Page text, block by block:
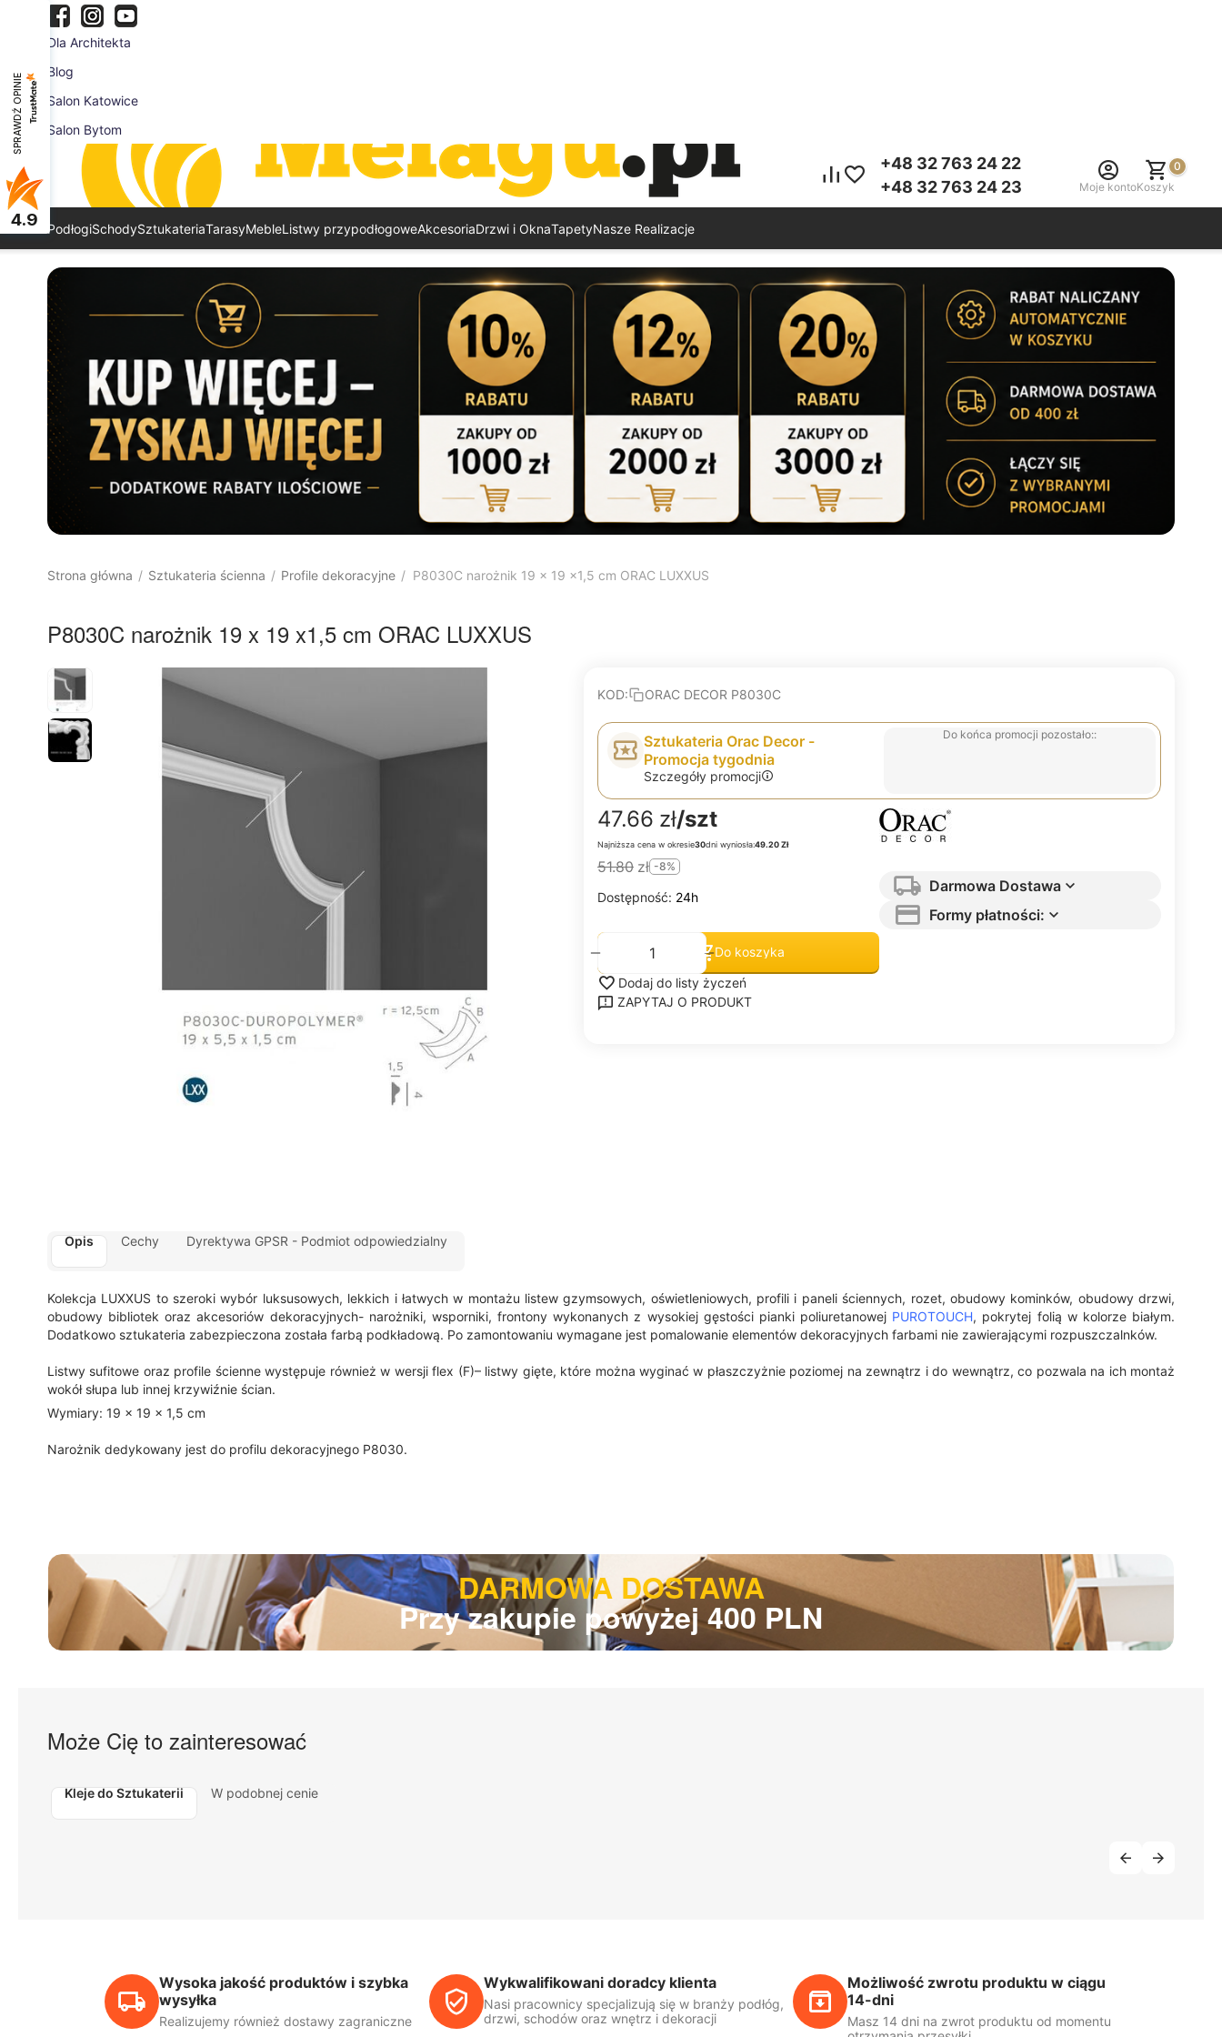
Dla Architekta
Blog
Salon Katowice
Salon Bytom
+48 32 763 24 22
+48 32 763 24 23
Moje konto
0
Koszyk
PodłogiSchodySztukateriaTarasyMebleListwy przypodłogoweAkcesoriaDrzwi i OknaTapetyNasze Realizacje
Strona główna / Sztukateria ścienna / Profile dekoracyjne / P8030C narożnik 19 x 19 x1,5 cm ORAC LUXXUS
P8030C narożnik 19 x 19 x1,5 cm ORAC LUXXUS
dostawa
KOD: ORAC DECOR P8030C
Sztukateria Orac Decor -
Promocja tygodnia
Szczegóły promocji
Do końca promocji pozostało::
47.66 zł/szt
Najniższa cena w okresie30dni wyniosła:49.20 Zł
51.80 zł -8%
Dostępność: 24h
+
−
Do koszyka
Dodaj do listy życzeń
ZAPYTAJ O PRODUKT
Darmowa Dostawa
Formy płatności:
Opis Cechy Dyrektywa GPSR - Podmiot odpowiedzialny
Kolekcja LUXXUS to szeroki wybór luksusowych, lekkich i łatwych w montażu listew gzymsowych, oświetleniowych, profili i paneli ściennych, rozet, obudowy kominków, obudowy drzwi,
obudowy bibliotek oraz akcesoriów dekoracyjnych- narożniki, wsporniki, frontony wykonanych z wysokiej gęstości pianki poliuretanowej PUROTOUCH, pokrytej folią w kolorze białym.
Dodatkowo sztukateria zabezpieczona została farbą podkładową. Po zamontowaniu wymagane jest pomalowanie elementów dekoracyjnych farbami nie zawierającymi rozpuszczalnków.
Listwy sufitowe oraz profile ścienne występuje również w wersji flex (F)– listwy gięte, które można wyginać w płaszczyżnie poziomej na zewnątrz i do wewnątrz, co pozwala na ich montaż
wokół słupa lub innej krzywiźnie ścian.
Wymiary: 19 x 19 x 1,5 cm
Narożnik dedykowany jest do profilu dekoracyjnego P8030.
DARMOWA DOSTAWA
Przy zakupie powyżej 400 PLN
Może Cię to zainteresować
Kleje do Sztukaterii W podobnej cenie
Wysoka jakość produktów i szybka
wysyłka
Realizujemy również dostawy zagraniczne
Wykwalifikowani doradcy klienta
Nasi pracownicy specjalizują się w branży podłóg,
drzwi, schodów oraz wnętrz i dekoracji
Możliwość zwrotu produktu w ciągu
14-dni
Masz 14 dni na zwrot produktu od momentu
SPRAWDŹ OPINIE
4.9